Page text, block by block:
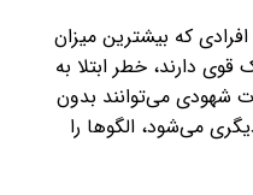
که بیشترین میزان
قوی دارند، خطر ابتلا به
شهودی می‌توانند بدون
می‌شود، الگوها را